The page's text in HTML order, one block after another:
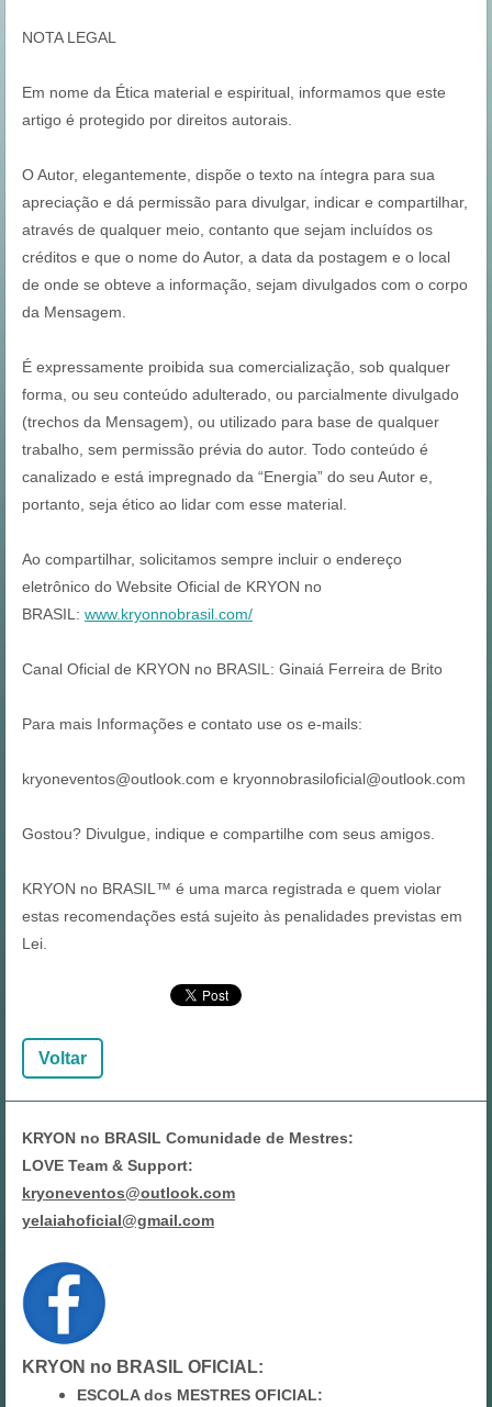
NOTA LEGAL
Em nome da Ética material e espiritual, informamos que este
artigo é protegido por direitos autorais.
O Autor, elegantemente, dispõe o texto na íntegra para sua
apreciação e dá permissão para divulgar, indicar e compartilhar,
através de qualquer meio, contanto que sejam incluídos os
créditos e que o nome do Autor, a data da postagem e o local
de onde se obteve a informação, sejam divulgados com o corpo
da Mensagem.
É expressamente proibida sua comercialização, sob qualquer
forma, ou seu conteúdo adulterado, ou parcialmente divulgado
(trechos da Mensagem), ou utilizado para base de qualquer
trabalho, sem permissão prévia do autor. Todo conteúdo é
canalizado e está impregnado da “Energia” do seu Autor e,
portanto, seja ético ao lidar com esse material.
Ao compartilhar, solicitamos sempre incluir o endereço
eletrônico do Website Oficial de KRYON no
BRASIL: www.kryonnobrasil.com/
Canal Oficial de KRYON no BRASIL: Ginaiá Ferreira de Brito
Para mais Informações e contato use os e-mails:
kryoneventos@outlook.com e kryonnobrasiloficial@outlook.com
Gostou? Divulgue, indique e compartilhe com seus amigos.
KRYON no BRASIL™ é uma marca registrada e quem violar
estas recomendações está sujeito às penalidades previstas em
Lei.
Voltar
KRYON no BRASIL Comunidade de Mestres:
LOVE Team & Support:
kryoneventos@outlook.com
yelaiahoficial@gmail.com
KRYON no BRASIL OFICIAL:
ESCOLA dos MESTRES OFICIAL: